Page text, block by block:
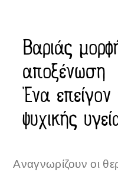
Βαριάς
αποξένωση
Ένα επείγον
ψυχικής
Αναγνωρίζουν οι